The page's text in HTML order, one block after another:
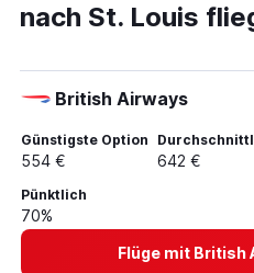
nach St. Louis
British Airways
Günstigste Option
554 € 642 €
Pünktlich
70%
Flüge mit British